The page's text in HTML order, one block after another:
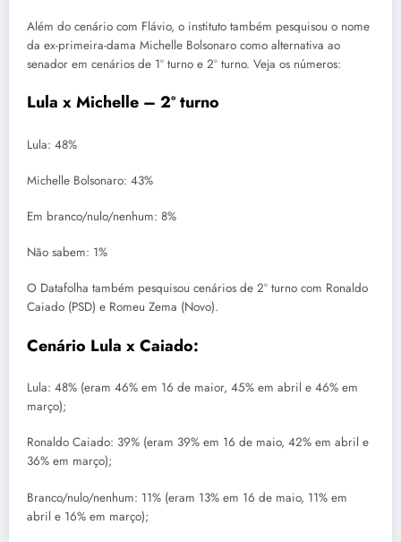
Além do cenário com Flávio, o instituto também pesquisou o nome
da ex-primeira-dama Michelle Bolsonaro como alternativa ao
senador em cenários de 1º turno e 2º turno. Veja os números:
Lula x Michelle – 2º turno
Lula: 48%
Michelle Bolsonaro: 43%
Em branco/nulo/nenhum: 8%
Não sabem: 1%
O Datafolha também pesquisou cenários de 2º turno com Ronaldo
Caiado (PSD) e Romeu Zema (Novo).
Cenário Lula x Caiado:
Lula: 48% (eram 46% em 16 de maior, 45% em abril e 46% em
março);
Ronaldo Caiado: 39% (eram 39% em 16 de maio, 42% em abril e
36% em março);
Branco/nulo/nenhum: 11% (eram 13% em 16 de maio, 11% em
abril e 16% em março);